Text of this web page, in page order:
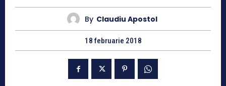
By Claudiu Apostol
18 februarie 2018